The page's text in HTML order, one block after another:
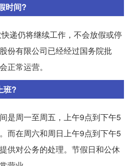
时间?
递仍将继续工作，不会放假或停
份有限公司已经经过国务院批
正常运营。
班?
是周一至周五，上午9点到下午5
而在周六和周日上午9点到下午5
供对公务的处理。节假日和公休